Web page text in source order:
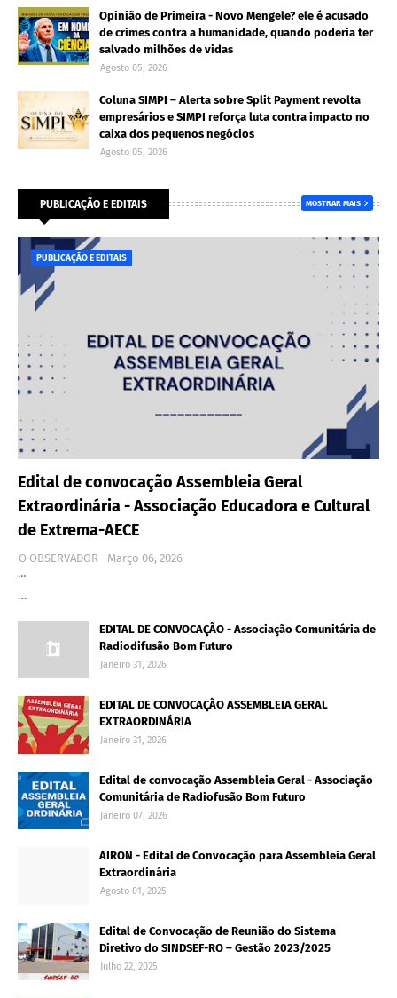
Opinião de Primeira - Novo Mengele? ele é acusado
de crimes contra a humanidade, quando poderia ter
salvado milhões de vidas
Agosto 05, 2026
Coluna SIMPI – Alerta sobre Split Payment revolta
empresários e SIMPI reforça luta contra impacto no
caixa dos pequenos negócios
Agosto 05, 2026
PUBLICAÇÃO E EDITAIS MOSTRAR MAIS
PUBLICAÇÃO E EDITAIS
Edital de convocação Assembleia Geral
Extraordinária - Associação Educadora e Cultural
de Extrema-AECE
O OBSERVADOR
Março 06, 2026
…
…
EDITAL DE CONVOCAÇÃO - Associação Comunitária de
Radiodifusão Bom Futuro
Janeiro 31, 2026
EDITAL DE CONVOCAÇÃO ASSEMBLEIA GERAL
EXTRAORDINÁRIA
Janeiro 31, 2026
Edital de convocação Assembleia Geral - Associação
Comunitária de Radiofusão Bom Futuro
Janeiro 07, 2026
AIRON - Edital de Convocação para Assembleia Geral
Extraordinária
Agosto 01, 2025
Edital de Convocação de Reunião do Sistema
Diretivo do SINDSEF-RO – Gestão 2023/2025
Julho 22, 2025